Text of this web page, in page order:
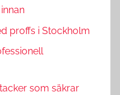
proffs i Stockholm
som säkrar